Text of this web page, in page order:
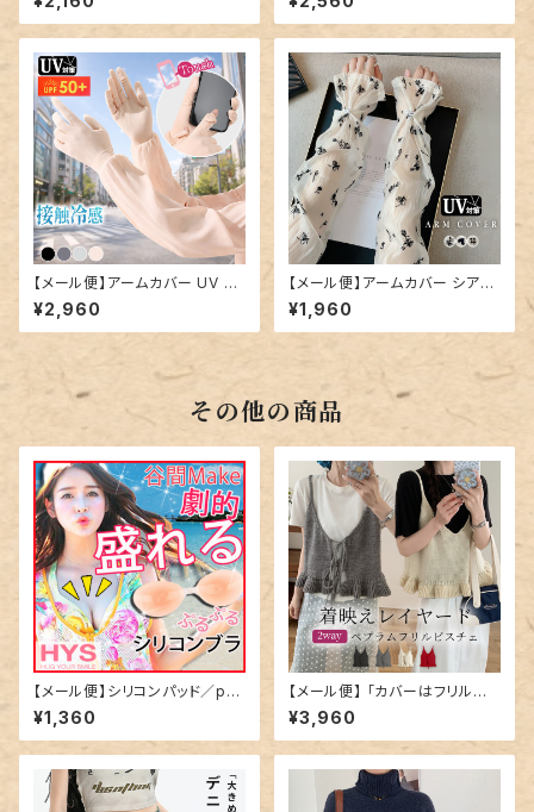
200
グローブ／glove201
【メール便】アームカバー UV ロ
ング 指先まで 冷感／glove20
2
¥2,960
【メール便】アームカバー シアー
UV ロング レディース／glove
203
¥1,960
その他の商品
【メール便】シリコンパッド／pa
d-002
¥1,360
【メール便】 「カバーはフリルに
混ぜる」ニットビスチェ ペプラム
フリル キャミソール／tops241
2
¥3,960